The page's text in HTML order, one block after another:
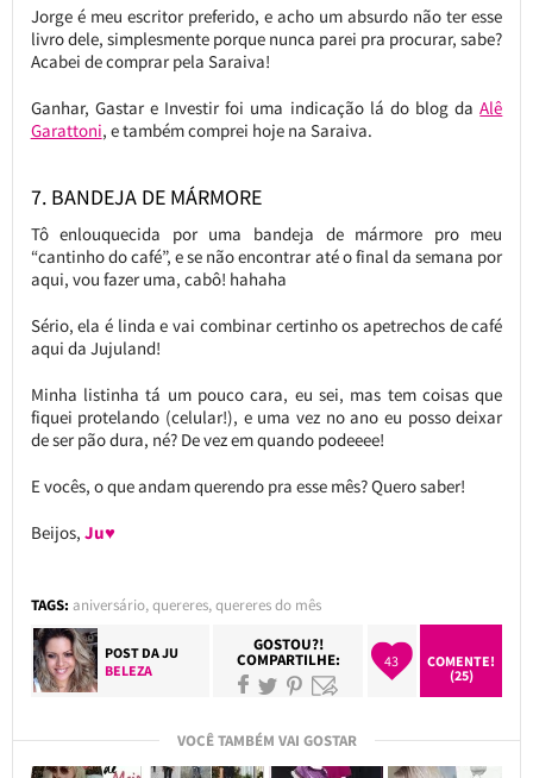
Jorge é meu escritor preferido, e acho um absurdo não ter esse
livro dele, simplesmente porque nunca parei pra procurar, sabe?
Acabei de comprar pela Saraiva!
Ganhar, Gastar e Investir foi uma indicação lá do blog daAlê
Garattoni, e também comprei hoje na Saraiva.
7. BANDEJA DE MÁRMORE
Tô enlouquecida por uma bandeja de mármore pro meu
“cantinho do café”, e se não encontrar até o final da semana por
aqui, vou fazer uma, cabô! hahaha
Sério, ela é linda e vai combinar certinho os apetrechos de café
aqui da Jujuland!
Minha listinha tá um pouco cara, eu sei, mas tem coisas que
fiquei protelando (celular!), e uma vez no ano eu posso deixar
de ser pão dura, né? De vez em quando podeeee!
E vocês, o que andam querendo pra esse mês? Quero saber!
Beijos, Ju♥
TAGS: aniversário,quereres,quereres do mês
POST DAJU
BELEZA
GOSTOU?!
COMPARTILHE: 43
COMENTE!
(25)
VOCÊ TAMBÉM VAI GOSTAR